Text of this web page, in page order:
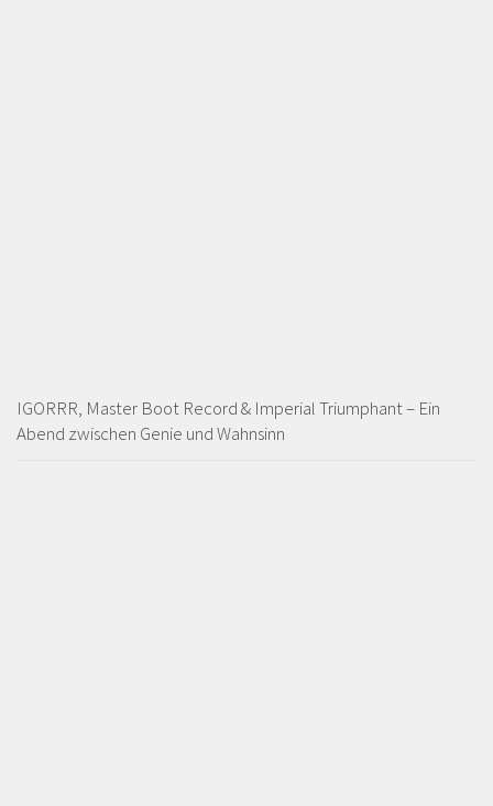
IGORRR, Master Boot Record & Imperial Triumphant – Ein
Abend zwischen Genie und Wahnsinn